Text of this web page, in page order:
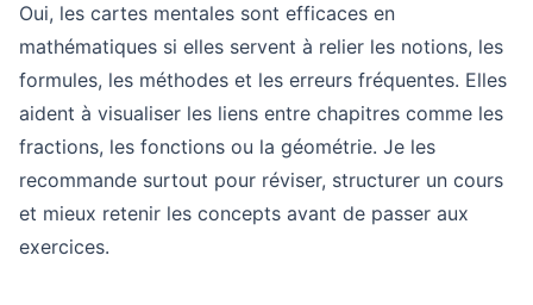
Oui, les cartes mentales sont efficaces en
mathématiques si elles servent à relier les notions, les
formules, les méthodes et les erreurs fréquentes. Elles
aident à visualiser les liens entre chapitres comme les
fractions, les fonctions ou la géométrie. Je les
recommande surtout pour réviser, structurer un cours
et mieux retenir les concepts avant de passer aux
exercices.